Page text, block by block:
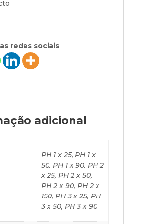
redes sociais
adicional
PH 1 x 25, PH 1 x
50, PH 1 x 90, PH 2
x 25, PH 2 x 50,
PH 2 x 90, PH 2 x
150, PH 3 x 25, PH
3 x 50, PH 3 x 90